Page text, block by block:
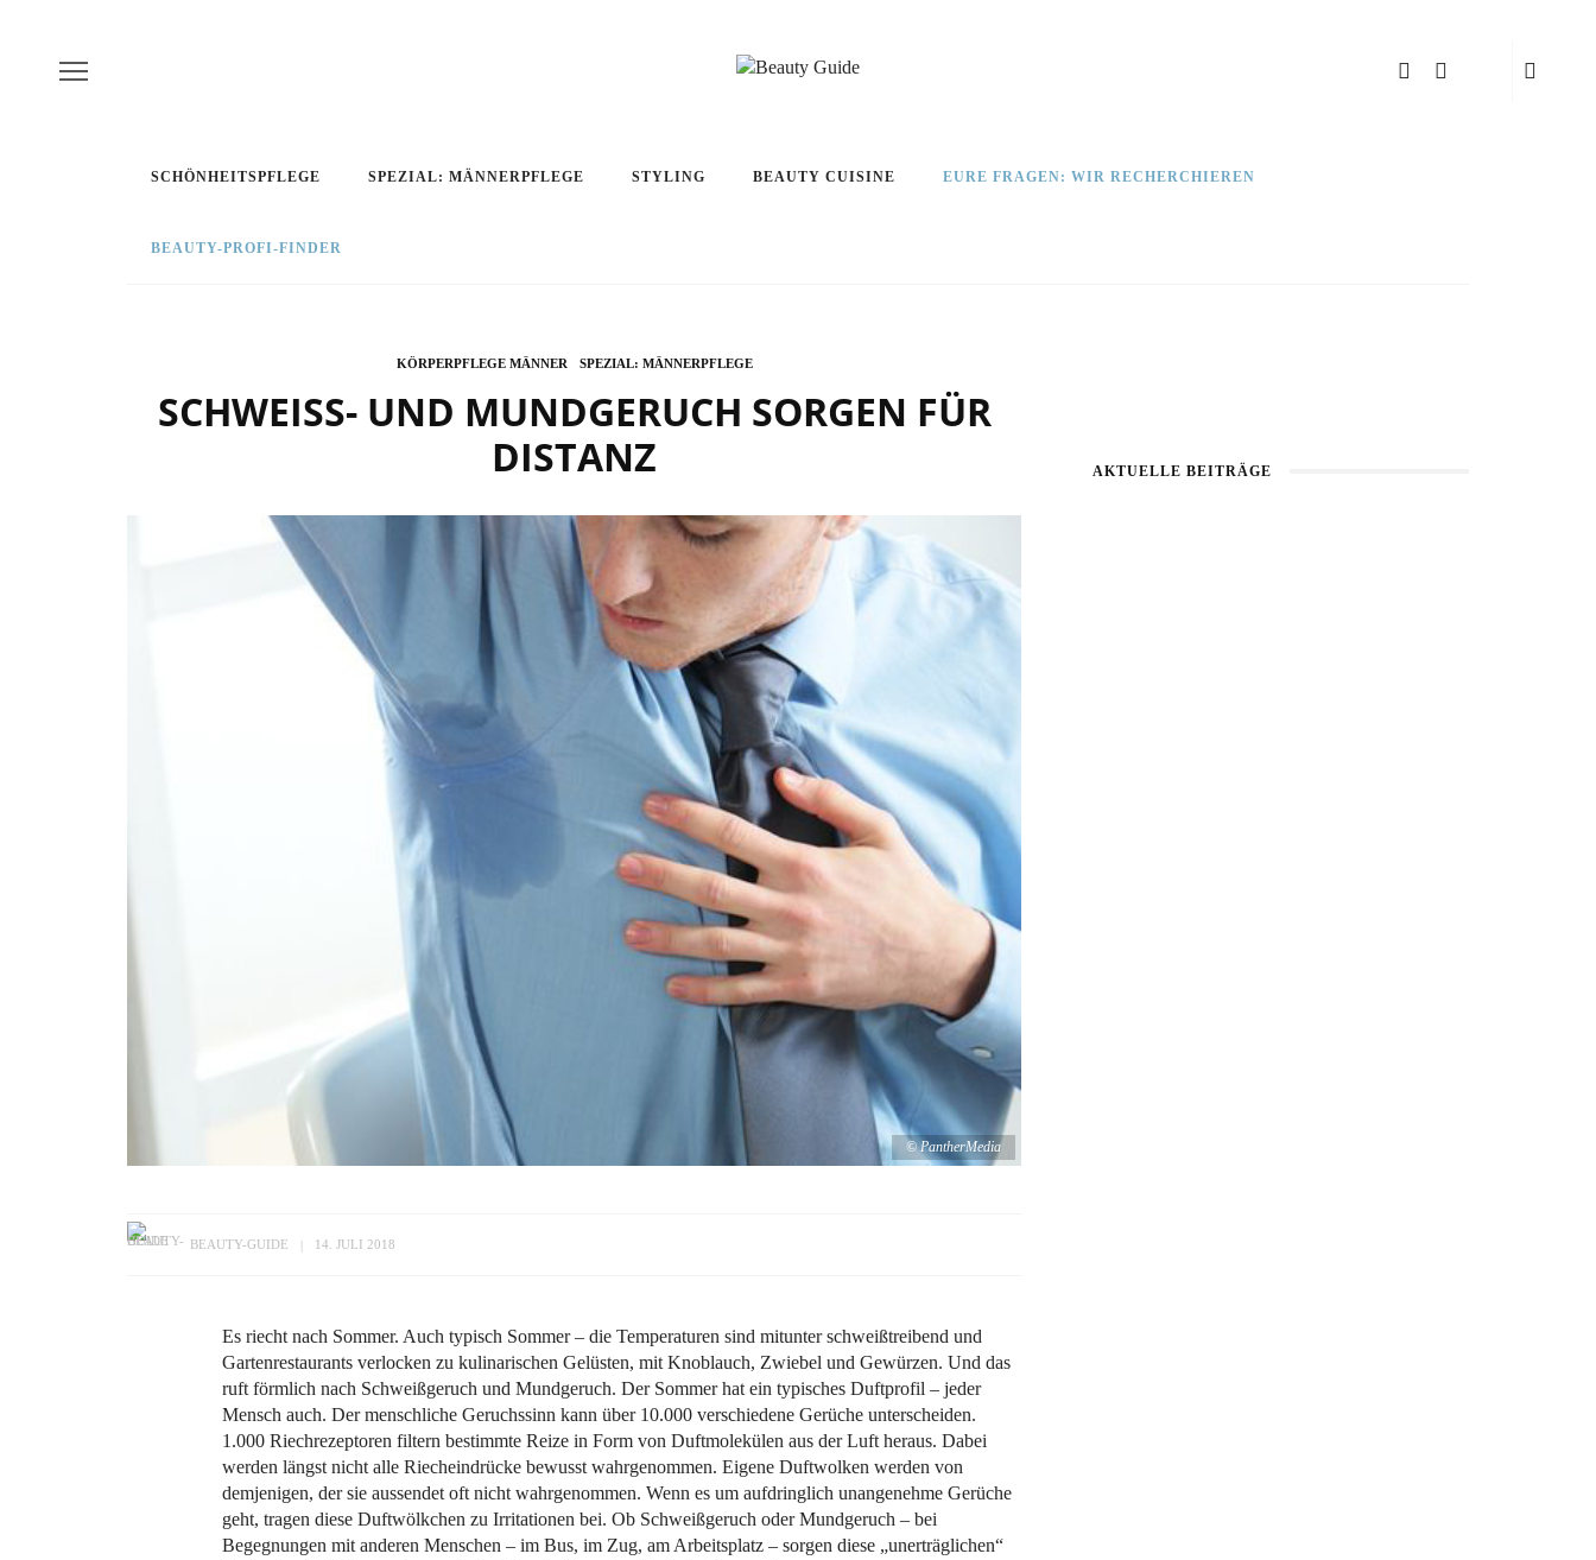
SCHÖNHEITSPFLEGE SPEZIAL: MÄNNERPFLEGE STYLING BEAUTY CUISINE EURE FRAGEN: WIR RECHERCHIEREN
BEAUTY-PROFI-FINDER
KÖRPERPFLEGE MÄNNER SPEZIAL: MÄNNERPFLEGE
SCHWEISS- UND MUNDGERUCH SORGEN FÜR D
ISTANZ
© PantherMedia
BEAUTY-GUIDE 14. JULI 2018
Es riecht nach Sommer. Auch typisch Sommer – die Temperaturen sind mitunter schweißtreibend und
Gartenrestaurants verlocken zu kulinarischen Gelüsten, mit Knoblauch, Zwiebel und Gewürzen. Und das
ruft förmlich nach Schweißgeruch und Mundgeruch. Der Sommer hat ein typisches Duftprofil – jeder
Mensch auch. Der menschliche Geruchssinn kann über 10.000 verschiedene Gerüche unterscheiden.
1.000 Riechrezeptoren filtern bestimmte Reize in Form von Duftmolekülen aus der Luft heraus. Dabei
werden längst nicht alle Riecheindrücke bewusst wahrgenommen. Eigene Duftwolken werden von
demjenigen, der sie aussendet oft nicht wahrgenommen. Wenn es um aufdringlich unangenehme Gerüche
geht, tragen diese Duftwölkchen zu Irritationen bei. Ob Schweißgeruch oder Mundgeruch – bei
Begegnungen mit anderen Menschen – im Bus, im Zug, am Arbeitsplatz – sorgen diese „unerträglichen“
AKTUELLE BEITRÄGE